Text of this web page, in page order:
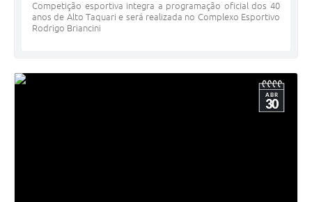
Competição esportiva integra a programação oficial dos 40
anos de Alto Taquari e será realizada no Complexo Esportivo
Rodrigo Briancini
ABR
30